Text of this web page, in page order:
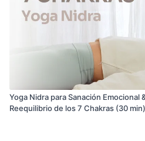
Yoga Nidra para Sanación Emocional &
Reequilibrio de los 7 Chakras (30 min)